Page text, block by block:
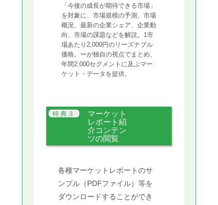
「今後の成長が期待できる市場」
を対象に、市場規模の予測、市場
概況、最新の企業シェア、企業動
向、市場の課題などを解説。1市
場あたり2,000円のリーズナブル
価格。ーが独自の視点でまとめ、
年間2,000セグメントに及ぶマー
ケット・データを提供。
マーケット
レポート紹
介コンテン
ツの閲覧
各種マーケットレポートのサ
ンプル（PDFファイル）等を
ダウンロードすることができ